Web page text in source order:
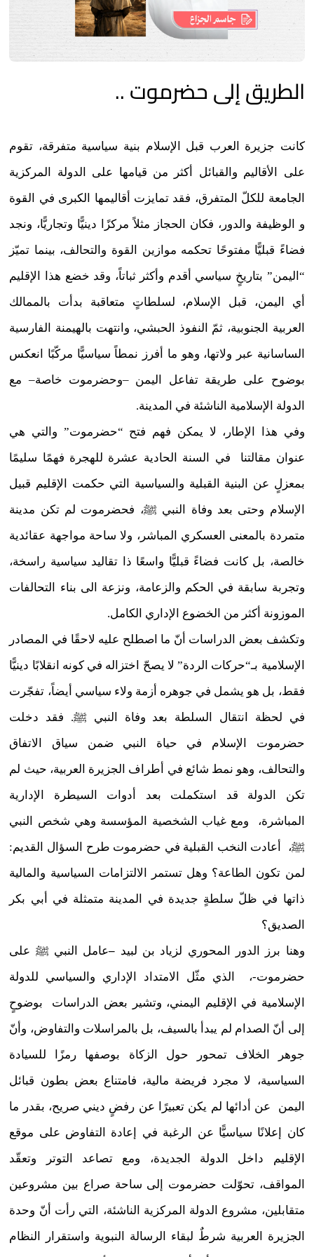
الطريق إلى حضرموت ..
كانت جزيرة العرب قبل الإسلام بنية سياسية متفرقة، تقوم
على الأقاليم والقبائل أكثر من قيامها على الدولة المركزية
الجامعة للكلّ المتفرق، فقد تمايزت أقاليمها الكبرى في القوة
و الوظيفة والدور، فكان الحجاز مثلاً مركزًا دينيًّا وتجاريًّا، ونجد
فضاءً قبليًّا مفتوحًا تحكمه موازين القوة والتحالف، بينما تميّز
“اليمن” بتاريخٍ سياسي أقدم وأكثر ثباتاً، وقد خضع هذا الإقليم
أي اليمن، قبل الإسلام، لسلطاتٍ متعاقبة بدأت بالممالك
العربية الجنوبية، ثمّ النفوذ الحبشي، وانتهت بالهيمنة الفارسية
الساسانية عبر ولاتها، وهو ما أفرز نمطاً سياسيًّا مركّبًا انعكس
بوضوح على طريقة تفاعل اليمن –وحضرموت خاصة– مع
الدولة الإسلامية الناشئة في المدينة.
وفي هذا الإطار، لا يمكن فهم فتح “حضرموت” والتي هي
عنوان مقالتنا في السنة الحادية عشرة للهجرة فهمًا سليمًا
بمعزلٍ عن البنية القبلية والسياسية التي حكمت الإقليم قبيل
الإسلام وحتى بعد وفاة النبي ﷺ، فحضرموت لم تكن مدينة
متمردة بالمعنى العسكري المباشر، ولا ساحة مواجهة عقائدية
خالصة، بل كانت فضاءً قبليًّا واسعًا ذا تقاليد سياسية راسخة،
وتجربة سابقة في الحكم والزعامة، ونزعة الى بناء التحالفات
الموزونة أكثر من الخضوع الإداري الكامل.
وتكشف بعض الدراسات أنّ ما اصطلح عليه لاحقًا في المصادر
الإسلامية بـ“حركات الردة” لا يصحّ اختزاله في كونه انقلابًا دينيًّا
فقط، بل هو يشمل في جوهره أزمة ولاء سياسي أيضاً، تفجّرت
في لحظة انتقال السلطة بعد وفاة النبي ﷺ. فقد دخلت
حضرموت الإسلام في حياة النبي ضمن سياق الاتفاق
والتحالف، وهو نمط شائع في أطراف الجزيرة العربية، حيث لم
تكن الدولة قد استكملت بعد أدوات السيطرة الإدارية
المباشرة، ومع غياب الشخصية المؤسسة وهي شخص النبي
ﷺ، أعادت النخب القبلية في حضرموت طرح السؤال القديم:
لمن تكون الطاعة؟ وهل تستمر الالتزامات السياسية والمالية
ذاتها في ظلّ سلطةٍ جديدة في المدينة متمثلة في أبي بكر
الصديق؟
وهنا برز الدور المحوري لزياد بن لبيد –عامل النبي ﷺ على
حضرموت-، الذي مثّل الامتداد الإداري والسياسي للدولة
الإسلامية في الإقليم اليمني، وتشير بعض الدراسات بوضوحٍ
إلى أنّ الصدام لم يبدأ بالسيف، بل بالمراسلات والتفاوض، وأنّ
جوهر الخلاف تمحور حول الزكاة بوصفها رمزًا للسيادة
السياسية، لا مجرد فريضة مالية، فامتناع بعض بطون قبائل
اليمن عن أدائها لم يكن تعبيرًا عن رفضٍ ديني صريح، بقدر ما
كان إعلانًا سياسيًّا عن الرغبة في إعادة التفاوض على موقع
الإقليم داخل الدولة الجديدة، ومع تصاعد التوتر وتعقّد
المواقف، تحوّلت حضرموت إلى ساحة صراع بين مشروعين
متقابلين، مشروع الدولة المركزية الناشئة، التي رأت أنّ وحدة
الجزيرة العربية شرطٌ لبقاء الرسالة النبوية واستقرار النظام